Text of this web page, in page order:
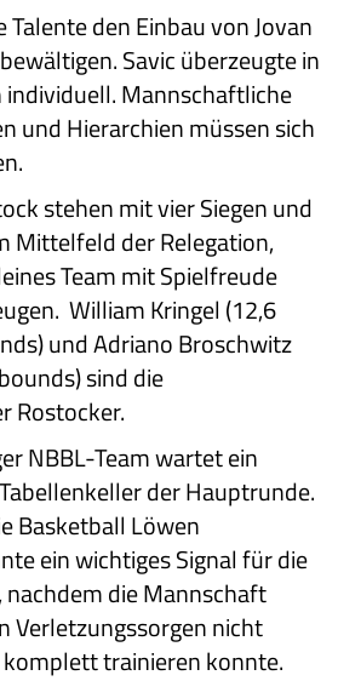
den Einbau von Jovan
Savic überzeugte in
individuell. Mannschaftliche
und Hierarchien müssen sich
stehen mit vier Siegen und
Mittelfeld der Relegation,
Team mit Spielfreude
William Kringel (12,6
und Adriano Broschwitz
sind die
Rostocker.
NBBL-Team wartet ein
der Hauptrunde.
Basketball Löwen
ein wichtiges Signal für die
nachdem die Mannschaft
Verletzungssorgen nicht
trainieren konnte.